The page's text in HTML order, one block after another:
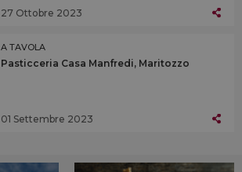
27 Ottobre 2023
A TAVOLA
Pasticceria Casa Manfredi, Maritozzo
01 Settembre 2023